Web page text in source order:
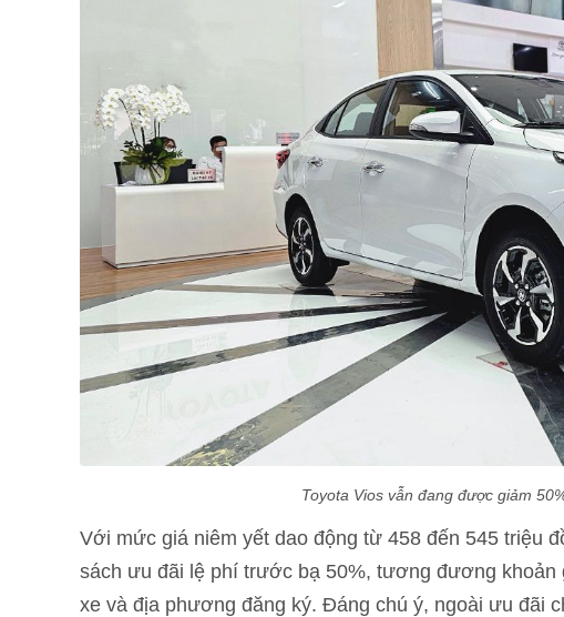
Toyota Vios vẫn đang được giảm
Với mức giá niêm yết dao động từ 458 đến 545 triệu
sách ưu đãi lệ phí trước bạ 50%, tương đương khoản
xe và địa phương đăng ký. Đáng chú ý, ngoài ưu đãi